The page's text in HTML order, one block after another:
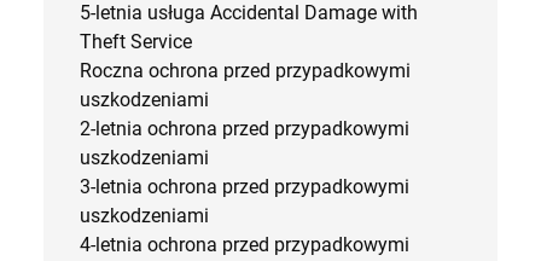
5-letnia usługa Accidental Damage with
Theft Service
Roczna ochrona przed przypadkowymi
uszkodzeniami
2-letnia ochrona przed przypadkowymi
uszkodzeniami
3-letnia ochrona przed przypadkowymi
uszkodzeniami
4-letnia ochrona przed przypadkowymi